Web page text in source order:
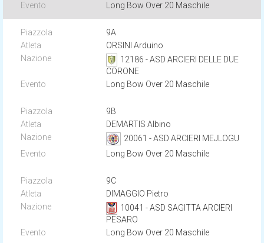
Long Bow Over 20 Maschile
9A
ORSINI Arduino
12186 - ASD ARCIERI DELLE DUE
CORONE
Long Bow Over 20 Maschile
9B
DEMARTIS Albino
20061 - ASD ARCIERI MEJLOGU
Long Bow Over 20 Maschile
9C
DIMAGGIO Pietro
10041 - ASD SAGITTA ARCIERI
PESARO
Long Bow Over 20 Maschile